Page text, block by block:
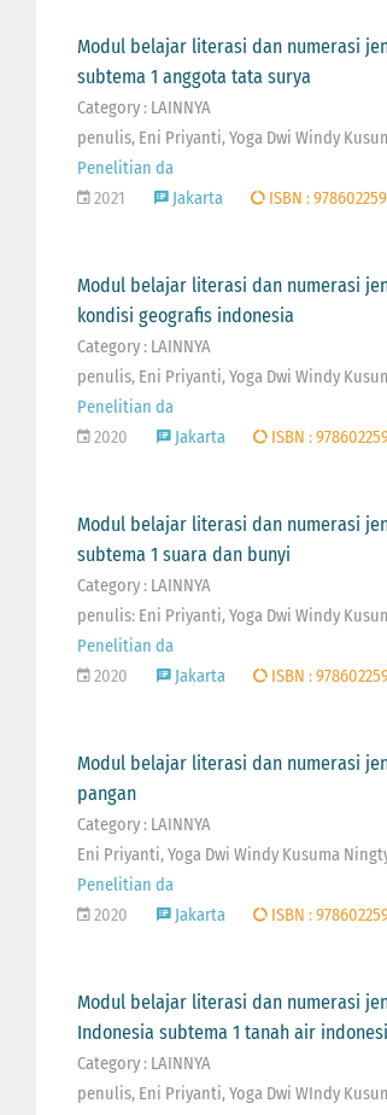
Modul belajar literasi dan numerasi
subtema 1 anggota tata surya
Category : LAINNYA
penulis, Eni Priyanti, Yoga Dwi Windy
Penelitian da
2021
Jakarta ISBN :
Modul belajar literasi dan numerasi
kondisi geografis indonesia
Category : LAINNYA
penulis, Eni Priyanti, Yoga Dwi Windy
Penelitian da
2020
Jakarta ISBN :
Modul belajar literasi dan numerasi
subtema 1 suara dan bunyi
Category : LAINNYA
penulis: Eni Priyanti, Yoga Dwi Windy
Penelitian da
2020
Jakarta ISBN :
Modul belajar literasi dan numerasi
pangan
Category : LAINNYA
Eni Priyanti, Yoga Dwi Windy Kusuma
Penelitian da
2020
Jakarta ISBN :
Modul belajar literasi dan numerasi
Indonesia subtema 1 tanah air
Category : LAINNYA
penulis, Eni Priyanti, Yoga Dwi WIndy